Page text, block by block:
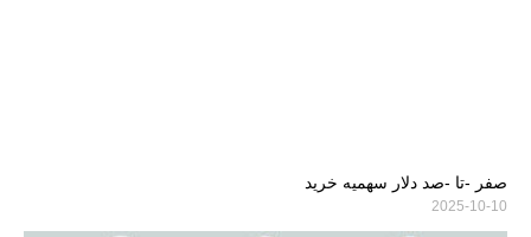
صفر -تا -صد دلار سهمیه خرید
2025-10-10